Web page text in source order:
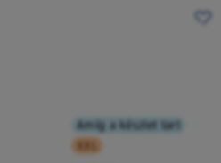
Amíg a készlet tart
XXL